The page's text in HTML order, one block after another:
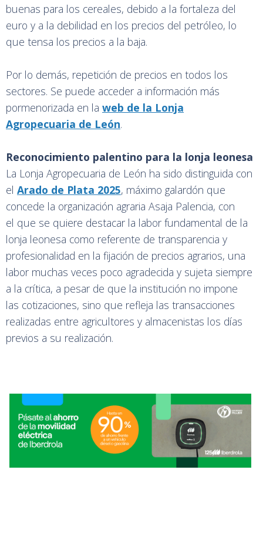
buenas para los cereales, debido a la fortaleza del
euro y a la debilidad en los precios del petróleo, lo
que tensa los precios a la baja.
Por lo demás, repetición de precios en todos los
sectores. Se puede acceder a información más
pormenorizada en la web de la Lonja
Agropecuaria de León.
Reconocimiento palentino para la lonja leonesa
La Lonja Agropecuaria de León ha sido distinguida con
el Arado de Plata 2025, máximo galardón que
concede la organización agraria Asaja Palencia, con
el que se quiere destacar la labor fundamental de la
lonja leonesa como referente de transparencia y
profesionalidad en la fijación de precios agrarios, una
labor muchas veces poco agradecida y sujeta siempre
a la crítica, a pesar de que la institución no impone
las cotizaciones, sino que refleja las transacciones
realizadas entre agricultores y almacenistas los días
previos a su realización.